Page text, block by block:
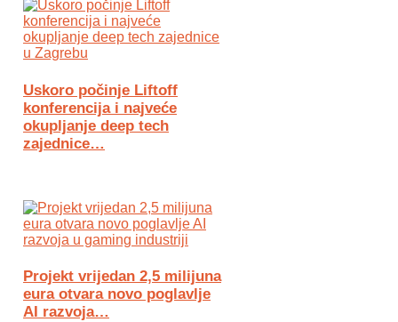
Uskoro počinje Liftoff
konferencija i najveće
okupljanje deep tech
zajednice…
Projekt vrijedan 2,5 milijuna
eura otvara novo poglavlje
AI razvoja…